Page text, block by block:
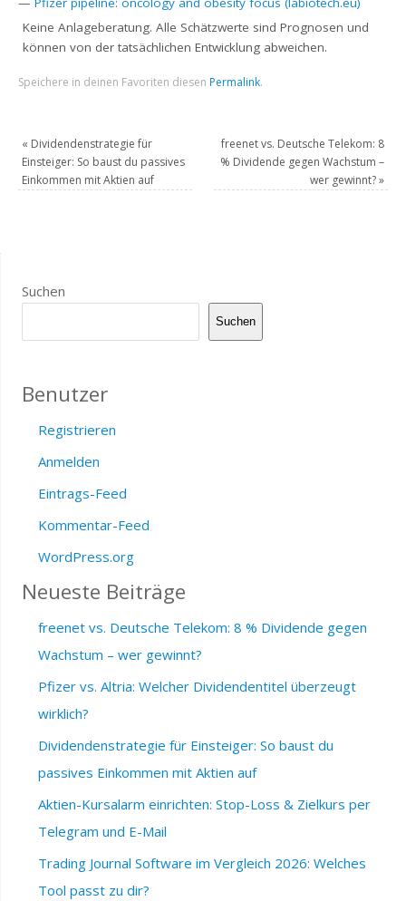
Keine Anlageberatung. Alle Schätzwerte sind Prognosen und
können von der tatsächlichen Entwicklung abweichen.
Speichere in deinen Favoriten diesen Permalink.
« Dividendenstrategie für
Einsteiger: So baust du passives
Einkommen mit Aktien auf
freenet vs. Deutsche Telekom: 8
% Dividende gegen Wachstum –
wer gewinnt?»
Suchen
Suchen
Benutzer
Registrieren
Anmelden
Eintrags-Feed
Kommentar-Feed
WordPress.org
Neueste Beiträge
freenet vs. Deutsche Telekom: 8 % Dividende gegen
Wachstum – wer gewinnt?
Pfizer vs. Altria: Welcher Dividendentitel überzeugt
wirklich?
Dividendenstrategie für Einsteiger: So baust du
passives Einkommen mit Aktien auf
Aktien-Kursalarm einrichten: Stop-Loss & Zielkurs per
Telegram und E-Mail
Trading Journal Software im Vergleich 2026: Welches
Tool passt zu dir?